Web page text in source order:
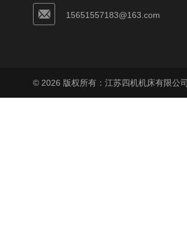
15651557183@163.com
© 2026 版权所有：江苏四机机床有限公